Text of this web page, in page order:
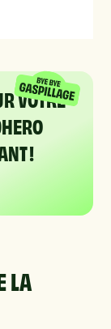
VOTRE
!
LA